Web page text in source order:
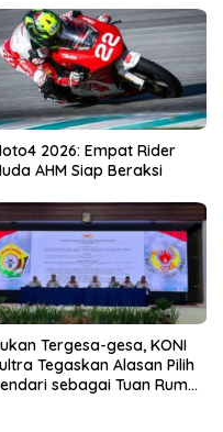
2026: Empat Rider
AHM Siap Beraksi
Tergesa-gesa, KONI
Tegaskan Alasan Pilih
sebagai Tuan Rumah